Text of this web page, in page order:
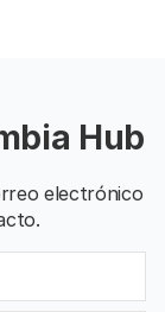
Hub
electrónico